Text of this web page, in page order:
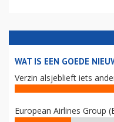
WAT IS EEN GOEDE
Verzin alsjeblieft iets
European Airlines Group